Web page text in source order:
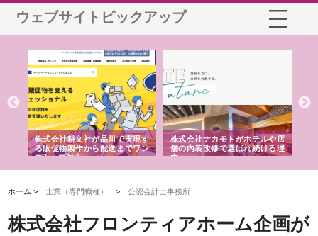
ウェブサイトピックアップ
株式会社耕文社が品川で実現す
る販促物製作から配送までワン
ストップ対応
株式会社ナカモトがホテルや店
舗の内装改修で選ばれ続ける理
由
ホーム >士業（専門職種） >公認会計士事務所
株式会社フロンティアホーム企画が